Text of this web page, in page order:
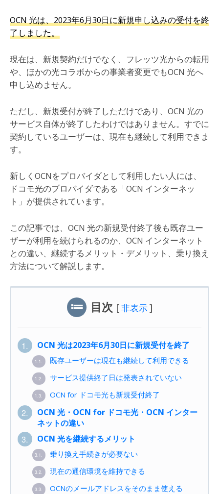
OCN 光は、2023年6月30日に新規申し込みの受付を終
了しました。
現在は、新規契約だけでなく、フレッツ光からの転用
や、ほかの光コラボからの事業者変更でもOCN 光へ
申し込めません。
ただし、新規受付が終了しただけであり、OCN 光の
サービス自体が終了したわけではありません。すでに
契約しているユーザーは、現在も継続して利用できま
す。
新しくOCNをプロバイダとして利用したい人には、
ドコモ光のプロバイダである「OCN インターネッ
ト」が提供されています。
この記事では、OCN 光の新規受付終了後も既存ユー
ザーが利用を続けられるのか、OCN インターネット
との違い、継続するメリット・デメリット、乗り換え
方法について解説します。
目次 [非表示]
1. OCN 光は2023年6月30日に新規受付を終了
1.1. 既存ユーザーは現在も継続して利用できる
1.2. サービス提供終了日は発表されていない
1.3. OCN for ドコモ光も新規受付終了
2.
OCN 光・OCN for ドコモ光・OCN インター
ネットの違い
3. OCN 光を継続するメリット
3.1. 乗り換え手続きが必要ない
3.2. 現在の通信環境を維持できる
3.3. OCNのメールアドレスをそのまま使える